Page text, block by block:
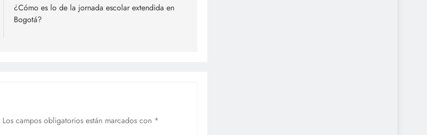
¿Cómo es lo de la jornada escolar extendida en
Bogotá?
Los campos obligatorios están marcados con *